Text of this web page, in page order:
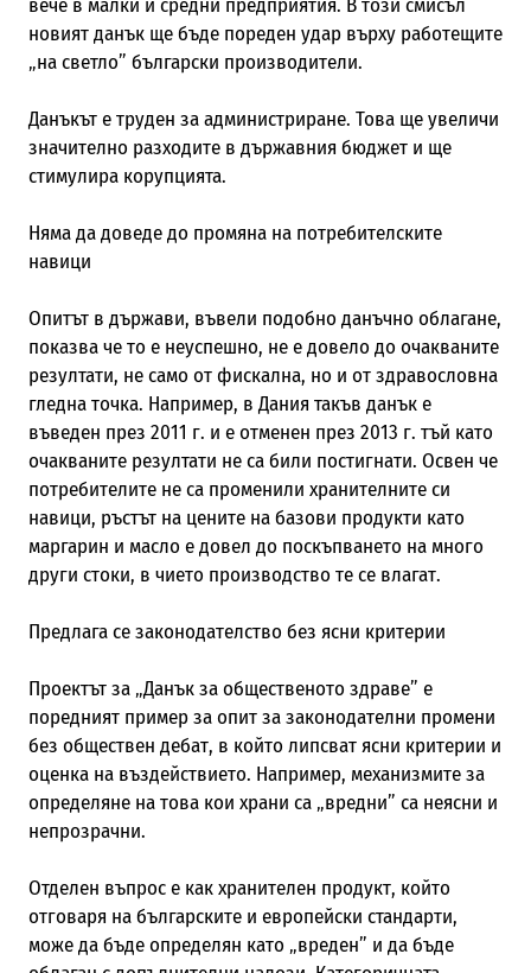
новият данък ще бъде пореден удар върху работещите
„на светло” български производители.
Данъкът е труден за администриране. Това ще увеличи
значително разходите в държавния бюджет и ще
стимулира корупцията.
Няма да доведе до промяна на потребителските
навици
Опитът в държави, въвели подобно данъчно облагане,
показва че то е неуспешно, не е довело до очакваните
резултати, не само от фискална, но и от здравословна
гледна точка. Например, в Дания такъв данък е
въведен през 2011 г. и е отменен през 2013 г. тъй като
очакваните резултати не са били постигнати. Освен че
потребителите не са променили хранителните си
навици, ръстът на цените на базови продукти като
маргарин и масло е довел до поскъпването на много
други стоки, в чието производство те се влагат.
Предлага се законодателство без ясни критерии
Проектът за „Данък за общественото здраве” е
поредният пример за опит за законодателни промени
без обществен дебат, в който липсват ясни критерии и
оценка на въздействието. Например, механизмите за
определяне на това кои храни са „вредни” са неясни и
непрозрачни.
Отделен въпрос е как хранителен продукт, който
отговаря на българските и европейски стандарти,
може да бъде определян като „вреден” и да бъде